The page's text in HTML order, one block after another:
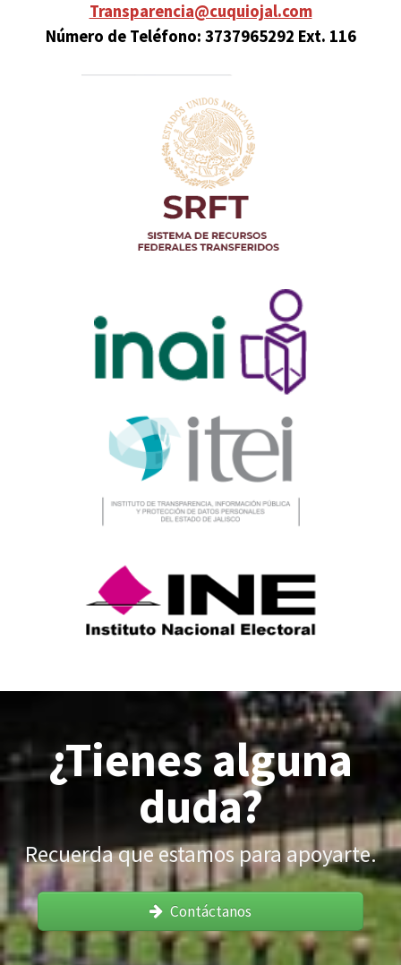
Transparencia@cuquiojal.com
Número de Teléfono: 3737965292 Ext. 116
¿Tienes alguna
duda?
Recuerda que estamos para apoyarte.
Contáctanos